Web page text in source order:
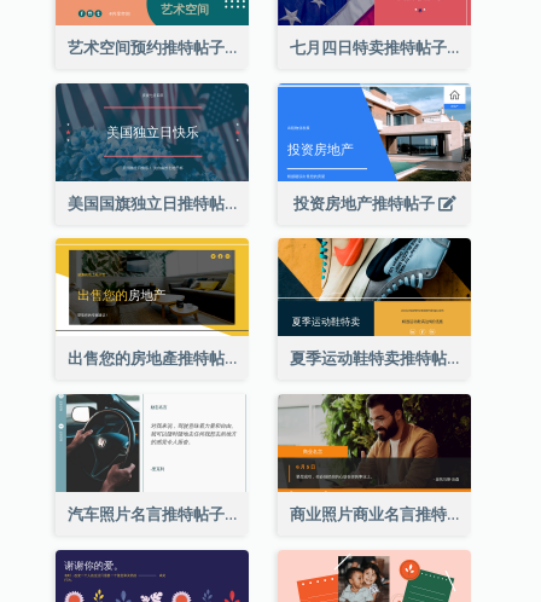
艺术空间预约推特帖子 七月四日特卖推特帖子
美国国旗独立日推特帖子 投资房地产推特帖子
出售您的房地產推特帖子 夏季运动鞋特卖推特帖子
汽车照片名言推特帖子 商业照片商业名言推特帖子